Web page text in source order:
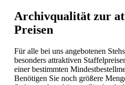
Archivqualität zur
Preisen
Für alle bei uns angebotenen
besonders attraktiven
einer bestimmten
Benötigen Sie noch größere